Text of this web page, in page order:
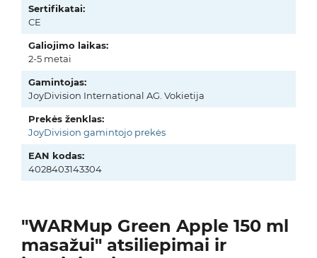
Sertifikatai:
CE
Galiojimo laikas:
2-5 metai
Gamintojas:
JoyDivision International AG. Vokietija
Prekės ženklas:
JoyDivision gamintojo prekės
EAN kodas:
4028403143304
"WARMup Green Apple 150 ml
masažui" atsiliepimai ir